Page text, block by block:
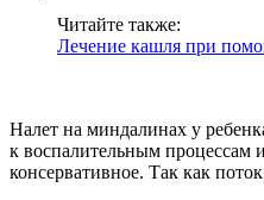
Читайте также:
Лечение кашля при
Налет на миндалинах у
к воспалительным процессам
консервативное. Так как